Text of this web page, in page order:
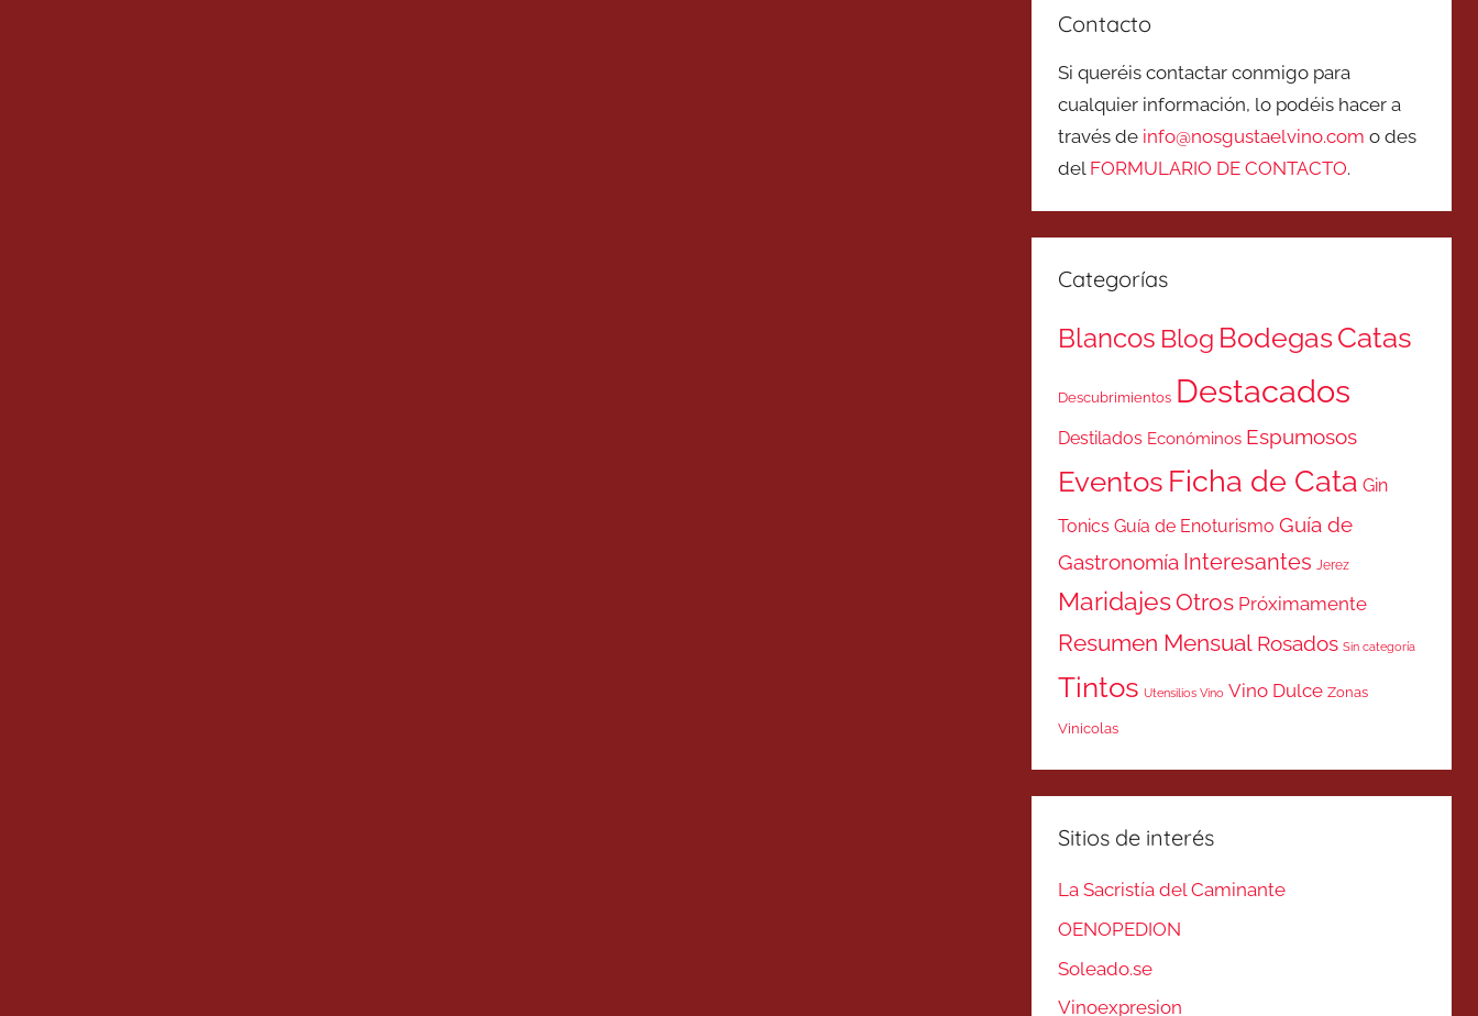
Contacto
Si queréis contactar conmigo para
cualquier información, lo podéis hacer a
través de info@nosgustaelvino.com o des
del FORMULARIO DE CONTACTO.
Categorías
Blancos Blog BodegasCatas
Descubrimientos Destacados
Destilados Económinos Espumosos
Eventos Ficha de Cata Gin
Tonics Guía de Enoturismo Guía de
Gastronomía Interesantes Jerez
MaridajesOtros Próximamente
Resumen Mensual Rosados Sin categoría
Tintos Utensilios Vino Vino Dulce Zonas
Vinicolas
Sitios de interés
La Sacristía del Caminante
OENOPEDION
Soleado.se
Vinoexpresion